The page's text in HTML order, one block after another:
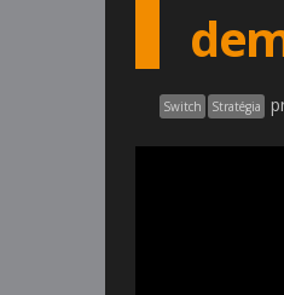
Switch Stratégia